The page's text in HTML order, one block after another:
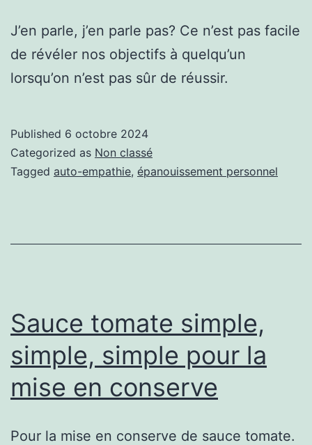
J’en parle, j’en parle pas? Ce n’est pas facile
de révéler nos objectifs à quelqu’un
lorsqu’on n’est pas sûr de réussir.
Published 6 octobre 2024
Categorized as Non classé
Tagged auto-empathie, épanouissement personnel
Sauce tomate simple,
simple, simple pour la
mise en conserve
Pour la mise en conserve de sauce tomate.